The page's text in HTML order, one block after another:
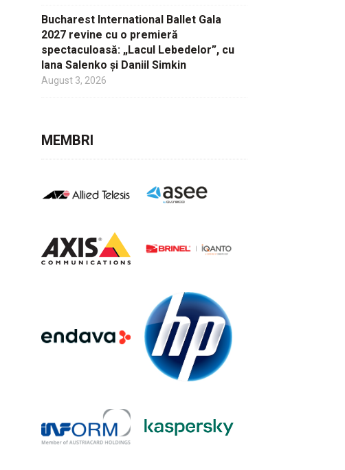
Bucharest International Ballet Gala
2027 revine cu o premieră
spectaculoasă: „Lacul Lebedelor”, cu
Iana Salenko și Daniil Simkin
August 3, 2026
MEMBRI